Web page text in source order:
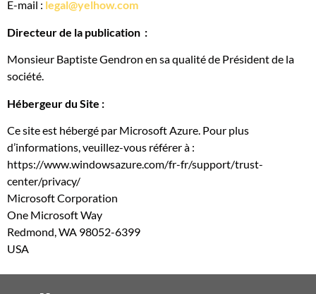
E-mail : legal@yelhow.com
Directeur de la publication :
Monsieur Baptiste Gendron en sa qualité de Président de la
société.
Hébergeur du Site :
Ce site est hébergé par Microsoft Azure. Pour plus
d’informations, veuillez-vous référer à :
https://www.windowsazure.com/fr-fr/support/trust-
center/privacy/
Microsoft Corporation
One Microsoft Way
Redmond, WA 98052-6399
USA